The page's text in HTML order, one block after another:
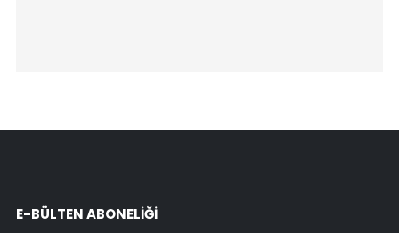
E-BÜLTEN ABONELİĞİ